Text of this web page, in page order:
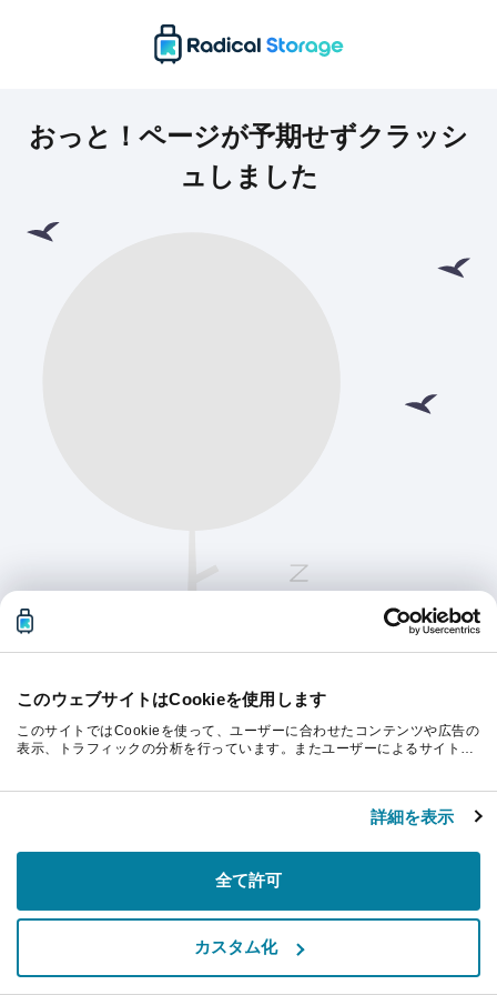
このウェブサイトはCookieを使用します
このサイトではCookieを使って、ユーザーに合わせたコンテンツや広告の
表示、トラフィックの分析を行っています。またユーザーによるサイトの
スを使用した際に収集された情報と組み合わされ、各パートナーによって
詳細を表示
全て許可
カスタム化
おっと！ページが予期せずクラッシ
ュしました
続行するにはページを更新してください。
リフレッシュ